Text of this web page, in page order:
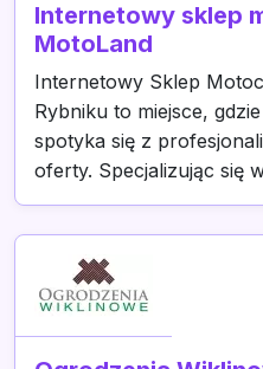
Internetowy sklep
MotoLand
Internetowy Sklep
Rybniku to miejsce,
spotyka się z
oferty. Specjalizując się